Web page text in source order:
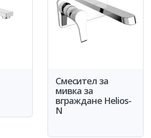
Смесител за
мивка за
вграждане Helios-
N